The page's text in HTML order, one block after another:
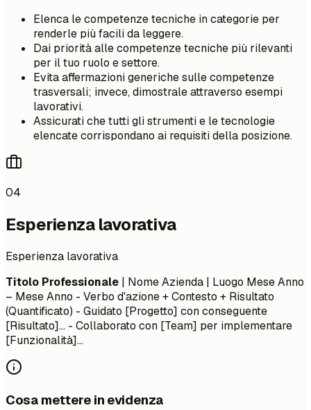
Elenca le competenze tecniche in categorie per
renderle più facili da leggere.
Dai priorità alle competenze tecniche più rilevanti
per il tuo ruolo e settore.
Evita affermazioni generiche sulle competenze
trasversali; invece, dimostrale attraverso esempi
lavorativi.
Assicurati che tutti gli strumenti e le tecnologie
elencate corrispondano ai requisiti della posizione.
04
Esperienza lavorativa
Esperienza lavorativa
Titolo Professionale | Nome Azienda | Luogo Mese Anno
– Mese Anno - Verbo d'azione + Contesto + Risultato
(Quantificato) - Guidato [Progetto] con conseguente
[Risultato]... - Collaborato con [Team] per implementare
[Funzionalità]...
Cosa mettere in evidenza